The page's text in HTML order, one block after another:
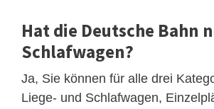
Hat die Deutsche Bahn
Schlafwagen?
Ja, Sie können für alle drei
Liege- und Schlafwagen,